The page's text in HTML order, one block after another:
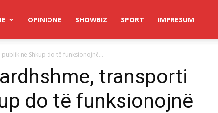
OPINIONE SHOWBIZ SPORT IMPRESUM
në Shkup do të funksionojnë...
transporti
do të funksionojnë